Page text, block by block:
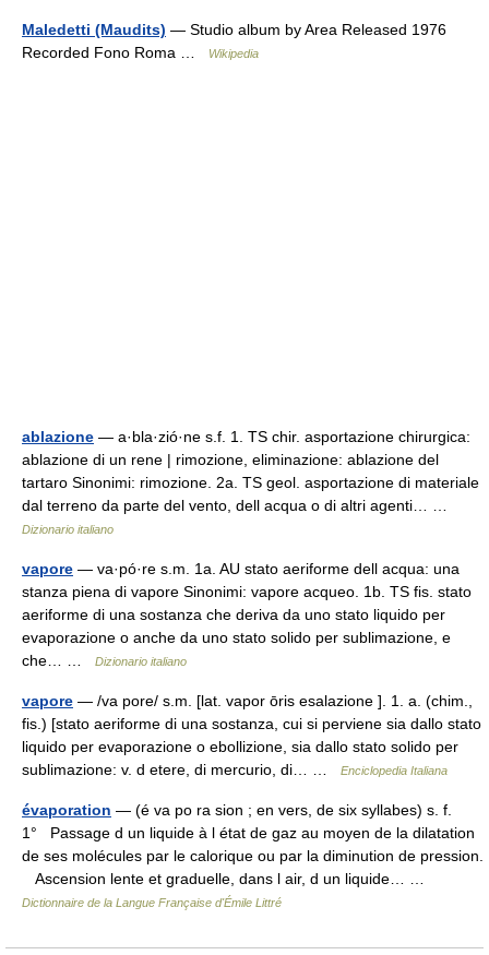
Maledetti (Maudits) — Studio album by Area Released 1976
Recorded Fono Roma …
Wikipedia
ablazione — a·bla·zió·ne s.f. 1. TS chir. asportazione chirurgica:
ablazione di un rene | rimozione, eliminazione: ablazione del
tartaro Sinonimi: rimozione. 2a. TS geol. asportazione di materiale
dal terreno da parte del vento, dell acqua o di altri agenti… …
Dizionario italiano
vapore — va·pó·re s.m. 1a. AU stato aeriforme dell acqua: una
stanza piena di vapore Sinonimi: vapore acqueo. 1b. TS fis. stato
aeriforme di una sostanza che deriva da uno stato liquido per
evaporazione o anche da uno stato solido per sublimazione, e
che… …
Dizionario italiano
vapore — /va pore/ s.m. [lat. vapor ōris esalazione ]. 1. a. (chim.,
fis.) [stato aeriforme di una sostanza, cui si perviene sia dallo stato
liquido per evaporazione o ebollizione, sia dallo stato solido per
sublimazione: v. d etere, di mercurio, di… …
Enciclopedia Italiana
évaporation — (é va po ra sion ; en vers, de six syllabes) s. f.
1° Passage d un liquide à l état de gaz au moyen de la dilatation
de ses molécules par le calorique ou par la diminution de pression.
Ascension lente et graduelle, dans l air, d un liquide… …
Dictionnaire de la Langue Française d'Émile Littré